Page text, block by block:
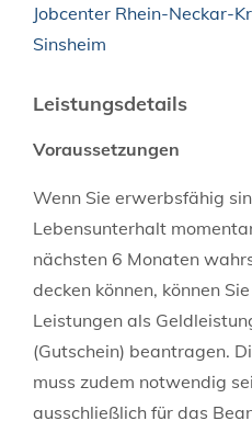
Jobcenter Rhein-Neckar-
Sinsheim
Leistungsdetails
Voraussetzungen
Wenn Sie erwerbsfähig
Lebensunterhalt
nächsten 6 Monaten
decken können, können
Leistungen als
(Gutschein) beantragen.
muss zudem notwendig
ausschließlich für das